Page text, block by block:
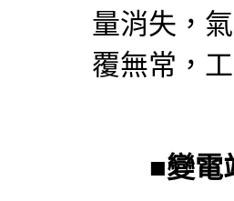
量消失，
覆無常，
■變電